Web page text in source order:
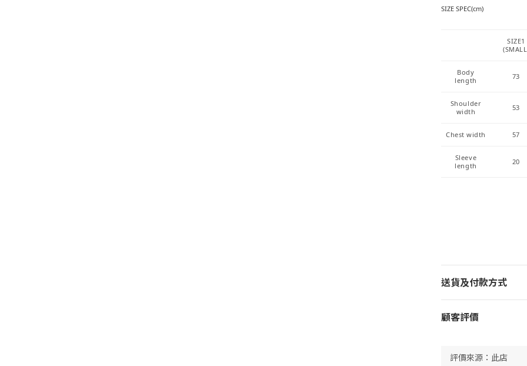
SIZE SPEC(cm)
SIZE1
Body
length
73
Shoulder
width
53
Chest width 57
Sleeve
length
20
送貨及付款方式
顧客評價